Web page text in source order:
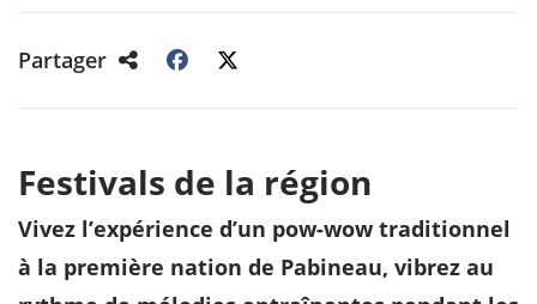
Partager
Festivals de la région
Vivez l’expérience d’un pow-wow traditionnel
à la première nation de Pabineau, vibrez au